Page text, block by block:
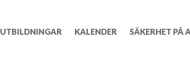
UTBILDNINGAR KALENDER SÄKERHET PÅ